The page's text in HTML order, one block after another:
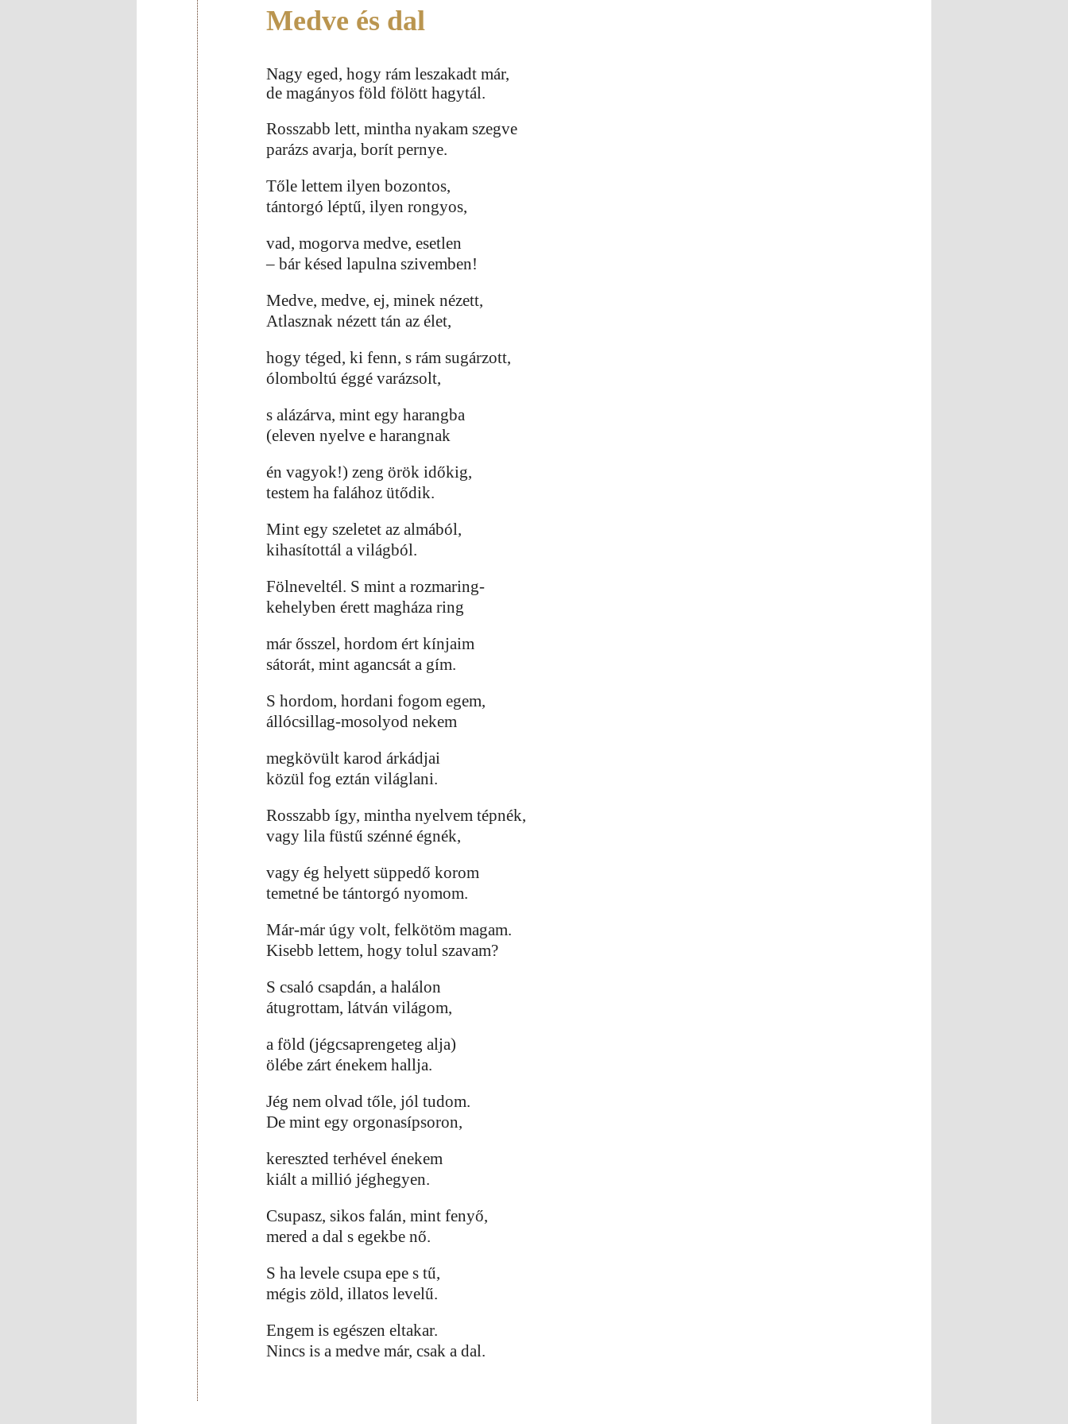
Medve és dal
Nagy eged, hogy rám leszakadt már,
de magányos föld fölött hagytál.
Rosszabb lett, mintha nyakam szegve
parázs avarja, borít pernye.
Tőle lettem ilyen bozontos,
tántorgó léptű, ilyen rongyos,
vad, mogorva medve, esetlen
– bár késed lapulna szivemben!
Medve, medve, ej, minek nézett,
Atlasznak nézett tán az élet,
hogy téged, ki fenn, s rám sugárzott,
ólomboltú éggé varázsolt,
s alázárva, mint egy harangba
(eleven nyelve e harangnak
én vagyok!) zeng örök időkig,
testem ha falához ütődik.
Mint egy szeletet az almából,
kihasítottál a világból.
Fölneveltél. S mint a rozmaring-
kehelyben érett magháza ring
már ősszel, hordom ért kínjaim
sátorát, mint agancsát a gím.
S hordom, hordani fogom egem,
állócsillag-mosolyod nekem
megkövült karod árkádjai
közül fog eztán világlani.
Rosszabb így, mintha nyelvem tépnék,
vagy lila füstű szénné égnék,
vagy ég helyett süppedő korom
temetné be tántorgó nyomom.
Már-már úgy volt, felkötöm magam.
Kisebb lettem, hogy tolul szavam?
S csaló csapdán, a halálon
átugrottam, látván világom,
a föld (jégcsaprengeteg alja)
ölébe zárt énekem hallja.
Jég nem olvad tőle, jól tudom.
De mint egy orgonasípsoron,
kereszted terhével énekem
kiált a millió jéghegyen.
Csupasz, sikos falán, mint fenyő,
mered a dal s egekbe nő.
S ha levele csupa epe s tű,
mégis zöld, illatos levelű.
Engem is egészen eltakar.
Nincs is a medve már, csak a dal.